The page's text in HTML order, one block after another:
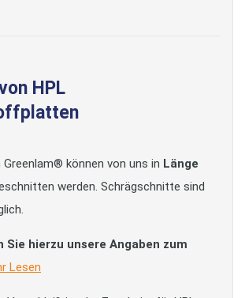
HPL
können von uns in Länge
werden. Schrägschnitte sind
hierzu unsere Angaben zum
Lesen